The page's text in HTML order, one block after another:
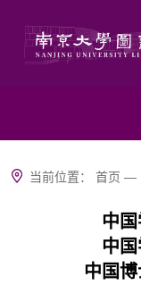
当前位置：首页 —
中国
中
中国